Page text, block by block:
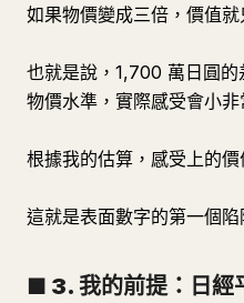
如果物價變成三倍，價值
也就是說，1,700 萬日圓
物價水準，實際感受會小非
根據我的估算，感受上的
這就是表面數字的第一個陷
■ 3. 我的前提：日經